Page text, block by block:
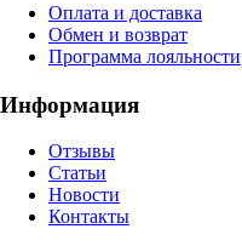
Оплата и доставка
Обмен и возврат
Программа лояльности
Информация
Отзывы
Статьи
Новости
Контакты